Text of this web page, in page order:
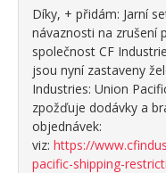
Díky, + přidám: Jarní
návaznosti na zrušení
společnost CF
jsou nyní zastaveny
Industries: Union
zpožďuje dodávky a
objednávek:
viz: https://
pacific-shipping-